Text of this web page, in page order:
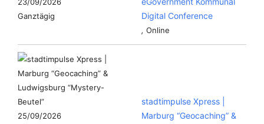
Ganztägig
Digital Conference
, Online
25/09/2026
stadtimpulse Xpress |
Marburg “Geocaching” &